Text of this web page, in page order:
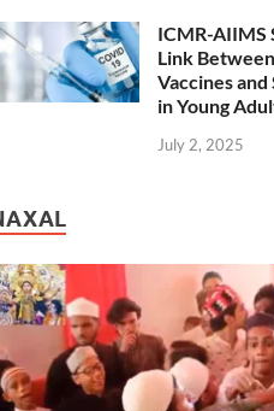
ICMR-AIIMS
Link
Vaccines
in Young
July 2, 2025